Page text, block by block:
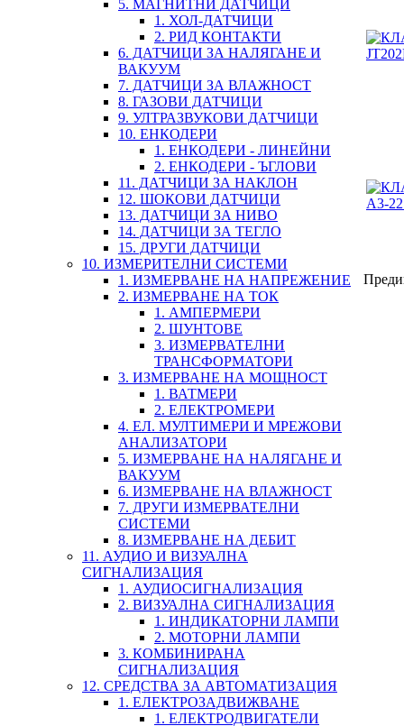
5. МАГНИТНИ ДАТЧИЦИ
1. ХОЛ-ДАТЧИЦИ
2. РИД КОНТАКТИ
6. ДАТЧИЦИ ЗА НАЛЯГАНЕ И
ВАКУУМ
7. ДАТЧИЦИ ЗА ВЛАЖНОСТ
8. ГАЗОВИ ДАТЧИЦИ
9. УЛТРАЗВУКОВИ ДАТЧИЦИ
10. ЕНКОДЕРИ
1. ЕНКОДЕРИ - ЛИНЕЙНИ
2. ЕНКОДЕРИ - ЪГЛОВИ
11. ДАТЧИЦИ ЗА НАКЛОН
12. ШОКОВИ ДАТЧИЦИ
13. ДАТЧИЦИ ЗА НИВО
14. ДАТЧИЦИ ЗА ТЕГЛО
15. ДРУГИ ДАТЧИЦИ
10. ИЗМЕРИТЕЛНИ СИСТЕМИ
1. ИЗМЕРВАНЕ НА НАПРЕЖЕНИЕ
2. ИЗМЕРВАНЕ НА ТОК
1. АМПЕРМЕРИ
2. ШУНТОВЕ
3. ИЗМЕРВАТЕЛНИ
ТРАНСФОРМАТОРИ
3. ИЗМЕРВАНЕ НА МОЩНОСТ
1. ВАТМЕРИ
2. ЕЛЕКТРОМЕРИ
4. ЕЛ. МУЛТИМЕРИ И МРЕЖОВИ
АНАЛИЗАТОРИ
5. ИЗМЕРВАНЕ НА НАЛЯГАНЕ И
ВАКУУМ
6. ИЗМЕРВАНЕ НА ВЛАЖНОСТ
7. ДРУГИ ИЗМЕРВАТЕЛНИ
СИСТЕМИ
8. ИЗМЕРВАНЕ НА ДЕБИТ
11. АУДИО И ВИЗУАЛНА
СИГНАЛИЗАЦИЯ
1. АУДИОСИГНАЛИЗАЦИЯ
2. ВИЗУАЛНА СИГНАЛИЗАЦИЯ
1. ИНДИКАТОРНИ ЛАМПИ
2. МОТОРНИ ЛАМПИ
3. КОМБИНИРАНА
СИГНАЛИЗАЦИЯ
12. СРЕДСТВА ЗА АВТОМАТИЗАЦИЯ
1. ЕЛЕКТРОЗАДВИЖВАНЕ
1. ЕЛЕКТРОДВИГАТЕЛИ